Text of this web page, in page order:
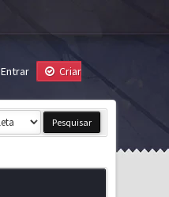
Entrar
Criar